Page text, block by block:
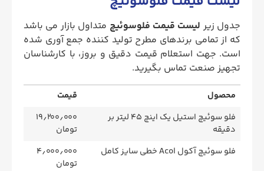
جدول زیر لیست قیمت فلوسوئيچ متداول بازار می باشد
که از تمامی برندهای مطرح تولید کننده جمع آوری شده
است. جهت استعلام قیمت دقیق و بروز، با کارشناسان
تجهیز صنعت تماس بگیرید.
محصول
قیمت
فلو سوئیچ استیل یک اینچ 45 لیتر بر
دقیقه
۱۹٫۲۰۰٫۰۰۰
تومان
فلو سوئیچ آکول Acol خطی سایز کامل
۴٫۰۰۰٫۰۰۰
تومان